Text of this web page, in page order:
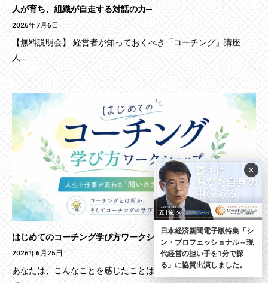
人が育ち、組織が自走する対話の力─
2026年7月6日
【無料説明会】 経営者が知っておくべき「コーチング」講座
人...
はじめてのコーチング学び方ワークショップ
2026年6月25日
あなたは、こんなことを感じたことはありませんか？ もし一つ
×
日本経済新聞電子版特集「シ
ン・プロフェッショナル～現
代経営の担い手を1分で探
る」に協賛出演しました。